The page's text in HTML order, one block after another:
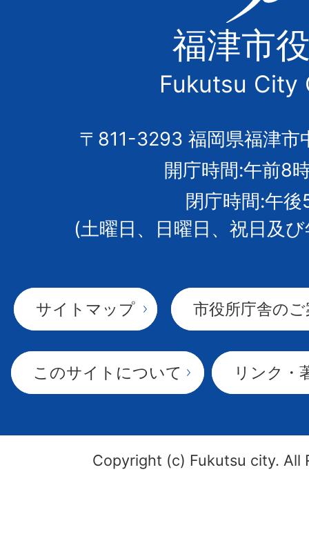
津
市
の
市
章
福津市
Fukutsu City
〒811-3293 福岡県福津市
開庁時間:午前8
閉庁時間:午後
(土曜日、日曜日、祝日及
サイトマップ 市役所庁舎の
このサイトについて リンク・
Copyright (c) Fukutsu city. All